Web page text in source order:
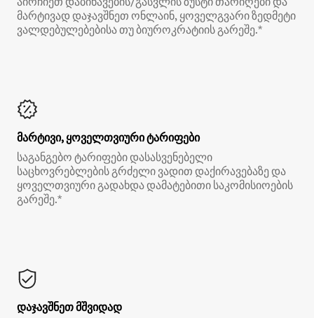
მარტივად დაჯავშნეთ ონლაინ, ყოველგვარი ზედმეტი
ვალდებულებებისა თუ ბიუროკრატიის გარეშე.*
მარტივი, ყოველთვიური ტარიფები
საგანგებო ტარიფები დასასვენებელი
საცხოვრებლების გრძელი ვადით დაქირავებაზე და
ყოველთვიური გადახდა დამატებითი საკომისიოების
გარეშე.*
დაჯავშნეთ მშვიდად